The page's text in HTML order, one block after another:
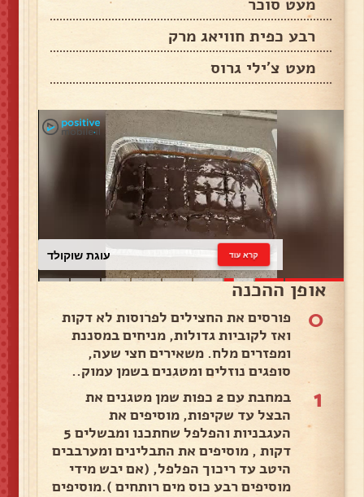
מעט סוכר
רבע כפית חוויאג מרק
מעט צ'ילי גרוס
עוגת שוקולד קרא עוד
אופן ההכנה
0
פורסים את החצילים לפרוסות לא דקות
ואז לקוביות גדולות, מניחים במסננת
ומפזרים מלח. משאירים חצי שעה,
סופגים נוזלים ומטגנים בשמן עמוק..
1
במחבת עם 2 כפות שמן מטגנים את
הבצל עד שקיפות, מוסיפים את
העגבניות והפלפל שחתכנו ומבשלים 5
דקות , מוסיפים את התבלינים ומערבבים
היטב עד ריכוך הפלפל, (אם יבש מידי
מוסיפים רבע כוס מים רותחים ).מוסיפים